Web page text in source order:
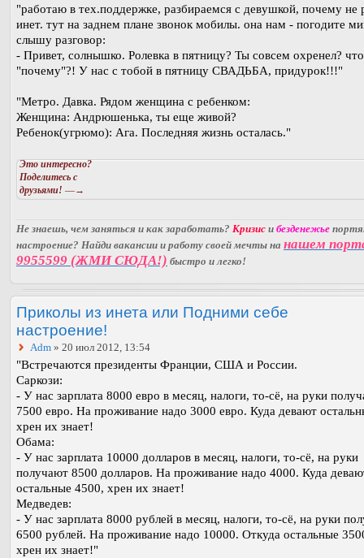
"работаю в тех.поддержке, разбираемся с девушкой, почему не
инет. тут на заднем плане звонок мобилы. она нам - погодите
слышу разговор:
- Привет, солнышко. Ролевка в пятницу? Ты совсем охренел?
"почему"?! У нас с тобой в пятницу СВАДЬБА, придурок!!!"
"Метро. Давка. Рядом женщина с ребенком:
Женщина: Андрюшенька, ты еще живой?
Ребенок(угрюмо): Ага. Последняя жизнь осталась."
Это интересно?
Поделитесь с
друзьями! —→
Не знаешь, чем заняться и как заработать? Кризис и безденежье
настроение? Найди вакансии и работу своей мечты на нашем
9955599 (ЖМИ СЮДА!) быстро и легко!
Приколы из инета или Подними себе
настроение!
Adm » 20 июл 2012, 13:54
"Встречаются президенты Франции, США и России.
Саркози:
- У нас зарплата 8000 евро в месяц, налоги, то-сё, на руки
7500 евро. На проживание надо 3000 евро. Куда девают
хрен их знает!
Обама:
- У нас зарплата 10000 долларов в месяц, налоги, то-сё, на руки
получают 8500 долларов. На проживание надо 4000. Куда
остальные 4500, хрен их знает!
Медведев:
- У нас зарплата 8000 рублей в месяц, налоги, то-сё, на руки
6500 рублей. На проживание надо 10000. Откуда остальные
хрен их знает!"